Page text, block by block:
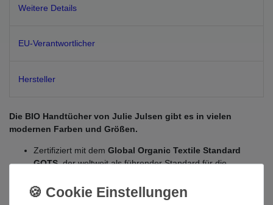
Weitere Details
EU-Verantwortlicher
Hersteller
Die BIO Handtücher von Julie Julsen gibt es in vielen
modernen Farben und Größen.
Zertifiziert mit dem Global Organic Textile Standard
GOTS, der weltweit als führender Standard für die
Naturfasern anerkannt ist.
OEKO-TEX STANDARD 100